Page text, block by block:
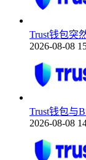
Trust钱包突
2026-08-08
Trust钱包与
2026-08-08